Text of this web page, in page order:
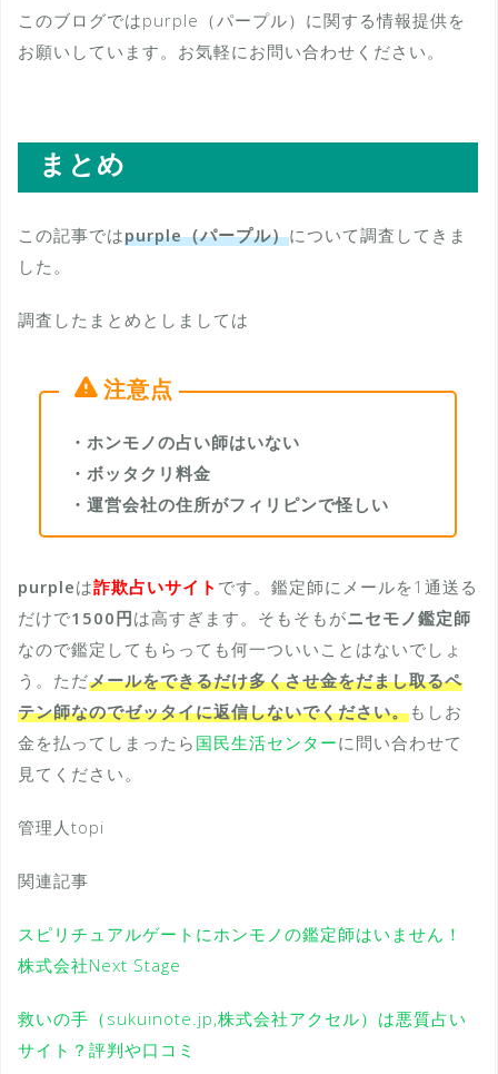
このブログではpurple（パープル）に関する情報提供を
お願いしています。お気軽にお問い合わせください。
まとめ
この記事ではpurple（パープル）について調査してきま
した。
調査したまとめとしましては
・ホンモノの占い師はいない
・ボッタクリ料金
・運営会社の住所がフィリピンで怪しい
purpleは詐欺占いサイト です。鑑定師にメールを1通送る
だけで1500円は高すぎます。そもそもがニセモノ鑑定師
なので鑑定してもらっても何一ついいことはないでしょ
う。ただメールをできるだけ多くさせ金をだまし取るペ
テン師なのでゼッタイに返信しないでください。もしお
金を払ってしまったら 国民生活センターに問い合わせて
見てください。
管理人topi
関連記事
スピリチュアルゲートにホンモノの鑑定師はいません！
株式会社Next Stage
救いの手（sukuinote.jp,株式会社アクセル）は悪質占い
サイト？評判や口コミ